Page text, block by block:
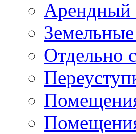
Арендный
Отдельно